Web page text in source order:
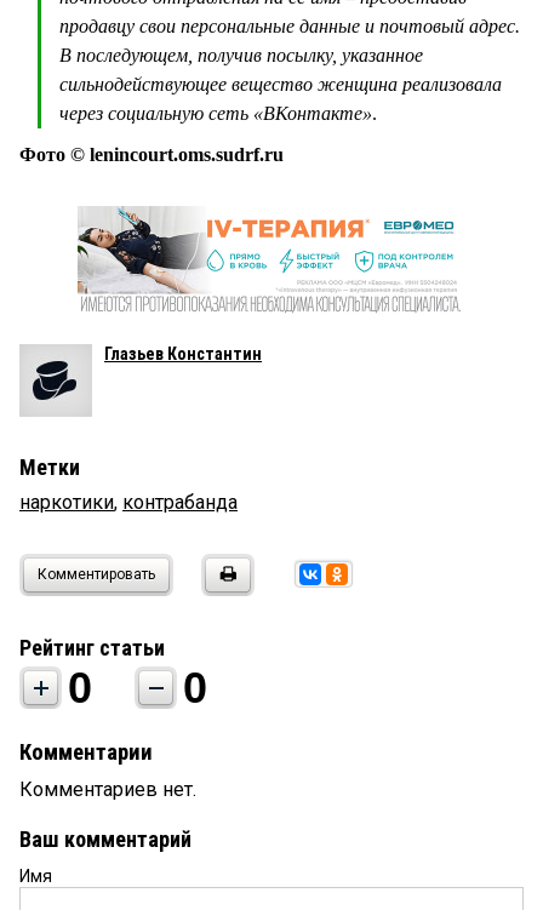
продавцу свои персональные данные и почтовый адрес.
В последующем, получив посылку, указанное
сильнодействующее вещество женщина реализовала
через социальную сеть «ВКонтакте».
Фото © lenincourt.oms.sudrf.ru
Глазьев Константин
Метки
наркотики, контрабанда
Комментировать
Рейтинг статьи
0 0
Комментарии
Комментариев нет.
Ваш комментарий
Имя